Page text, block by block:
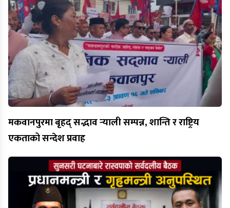
मकवानपुरमा बृहद् सद्भाव र्‍याली सम्पन्न, शान्ति र राष्ट्रिय
एकताको सन्देश प्रवाह